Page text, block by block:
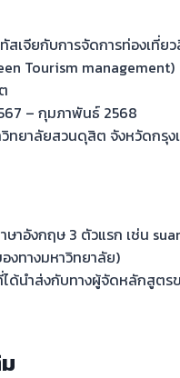
เจียกับการจัดการท่องเที่ยว
Tourism management)
– กุมภาพันธ์ 2568
ทยาลัยสวนดุสิต จังหวัดกรุ
าอังกฤษ 3 ตัวแรก เช่น
ทางมหาวิทยาลัย)
ด้นำส่งกับทางผู้จัดหลักสูตร